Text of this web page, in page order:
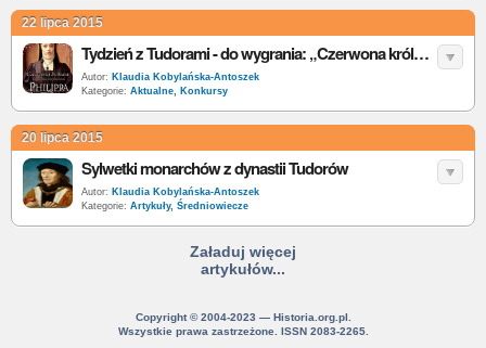
22 lipca 2015
Tydzień z Tudorami - do wygrania: „Czerwona królowa”
Autor: Klaudia Kobylańska-Antoszek
Kategorie: Aktualne, Konkursy
20 lipca 2015
Sylwetki monarchów z dynastii Tudorów
Autor: Klaudia Kobylańska-Antoszek
Kategorie: Artykuły, Średniowiecze
Załaduj więcej
artykułów...
Copyright © 2004-2023 — Historia.org.pl.
Wszystkie prawa zastrzeżone. ISSN 2083-2265.